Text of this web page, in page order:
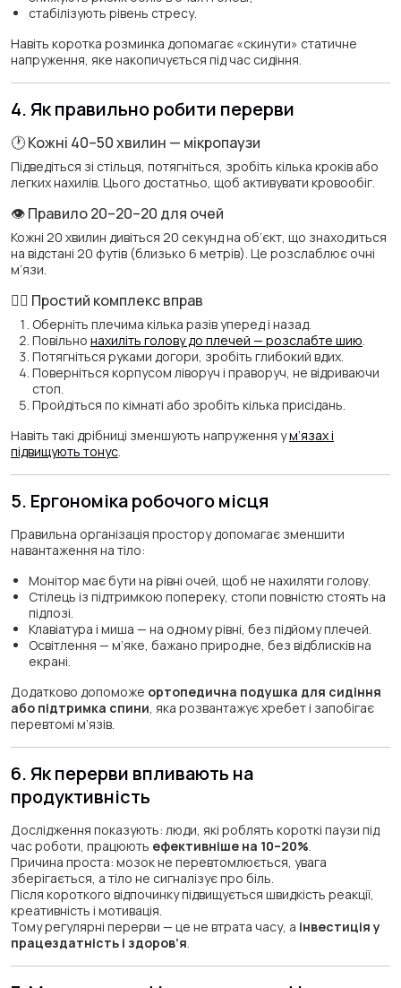
стабілізують рівень стресу.
Навіть коротка розминка допомагає «скинути» статичне
напруження, яке накопичується під час сидіння.
4. Як правильно робити перерви
🕐 Кожні 40–50 хвилин — мікропаузи
Підведіться зі стільця, потягніться, зробіть кілька кроків або
легких нахилів. Цього достатньо, щоб активувати кровообіг.
👁 Правило 20–20–20 для очей
Кожні 20 хвилин дивіться 20 секунд на об’єкт, що знаходиться
на відстані 20 футів (близько 6 метрів). Це розслаблює очні
м’язи.
🧘‍♀️ Простий комплекс вправ
Оберніть плечима кілька разів уперед і назад.
Повільно нахиліть голову до плечей — розслабте шию
Потягніться руками догори, зробіть глибокий вдих.
Поверніться корпусом ліворуч і праворуч, не відриваючи
стоп.
Пройдіться по кімнаті або зробіть кілька присідань.
Навіть такі дрібниці зменшують напруження ум’язах і
підвищують тонус
5. Ергономіка робочого місця
Правильна організація простору допомагає зменшити
навантаження на тіло:
Монітор має бути на рівні очей, щоб не нахиляти голову.
Стілець із підтримкою попереку, стопи повністю стоять на
підлозі.
Клавіатура і миша — на одному рівні, без підйому плечей.
Освітлення — м’яке, бажано природне, без відблисків на
екрані.
Додатково допоможе ортопедична подушка для сидіння
або підтримка спини , яка розвантажує хребет і запобігає
перевтомі м’язів.
6. Як перерви впливають на
продуктивність
Дослідження показують: люди, які роблять короткі паузи під
час роботи, працюють ефективніше на 10–20%
Причина проста: мозок не перевтомлюється, увага
зберігається, а тіло не сигналізує про біль.
Після короткого відпочинку підвищується швидкість реакції,
креативність і мотивація.
Тому регулярні перерви — це не втрата часу, а інвестиція у
працездатність і здоров’я